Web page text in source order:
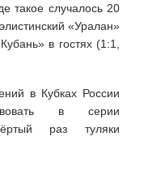
такое случалось 20
«Уралан»
в гостях (1:1,
в Кубках России
в серии
раз туляки